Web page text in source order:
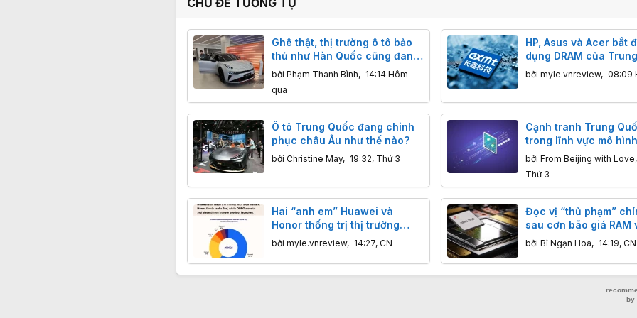
CHỦ ĐỀ TƯƠNG TỰ
Ghê thật, thị trường ô tô bảo
thủ như Hàn Quốc cũng đang
bị xe Trung Quốc đe dọa
bởi Phạm Thanh Bình, 14:14 Hôm
qua
HP, Asus và Acer bắt
dụng DRAM của
bởi myle.vnreview, 08:09
Ô tô Trung Quốc đang chinh
phục châu Âu như thế nào?
bởi Christine May, 19:32, Thứ 3
Cạnh tranh Trung
trong lĩnh vực mô
ngày càng gay gắt:
giảm giá mạnh để
với Kimi và DeepSeek
bởi From Beijing with Love,
Thứ 3
Hai “anh em” Huawei và
Honor thống trị thị trường
smartphone gập Trung Quốc
bởi myle.vnreview, 14:27, CN
Đọc vị “thủ phạm”
sau cơn bão giá RAM
nhớ toàn cầu
bởi Bỉ Ngạn Hoa, 14:19, CN